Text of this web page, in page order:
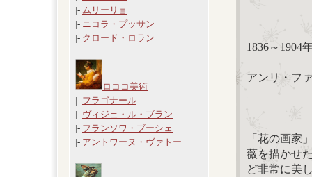
|- ムリーリョ
|- ニコラ・プッサン
|- クロード・ロラン
ロココ美術
|- フラゴナール
|- ヴィジェ・ル・ブラン
|- フランソワ・ブーシェ
|- アントワーヌ・ヴァトー
1836～
アンリ・フ
「花の画家
薇を描かせ
ど非常に美